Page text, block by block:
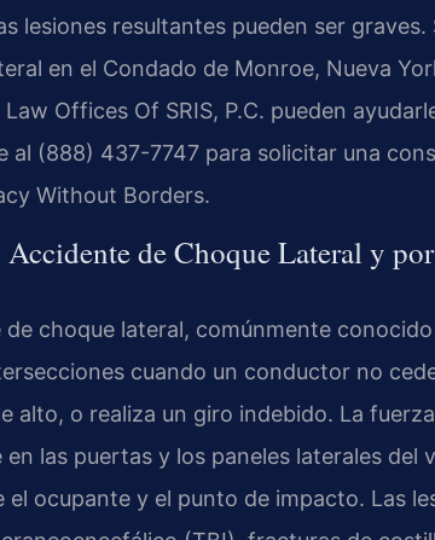
lesiones resultantes pueden ser
en el Condado de Monroe, Nueva
Offices Of SRIS, P.C. pueden
al (888) 437-7747 para solicitar una
Without Borders.
Accidente de Choque Lateral y
de choque lateral, comúnmente
cuando un conductor no
alto, o realiza un giro indebido. La
las puertas y los paneles laterales del
el ocupante y el punto de impacto. Las